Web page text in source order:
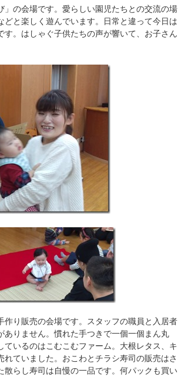
の会場です。愛らしい園児たちとの交流の場
と楽しく遊んでいます。日常と違って今日は
。はしゃぐ子供たちの声が響いて、お子さん
り販売の会場です。スタッフの職員と入居者
りません。慣れた手つきで一個一個まん丸
いるのはこむこむファーム。大根レタス、キ
ていました。おこわとチラシ寿司の販売はさ
らし寿司は自慢の一品です。何パックも買い